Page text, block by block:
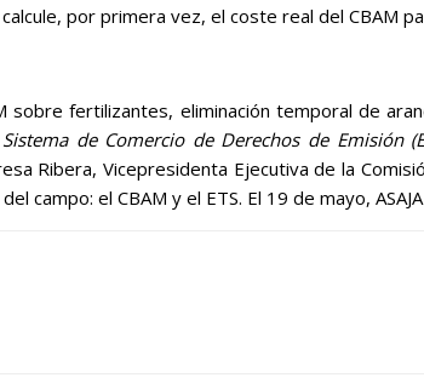
por primera vez, el coste real del CBAM
sobre fertilizantes, eliminación temporal de
Sistema de Comercio de Derechos de Emisión
Ribera, Vicepresidenta Ejecutiva de la
campo: el CBAM y el ETS. El 19 de mayo,